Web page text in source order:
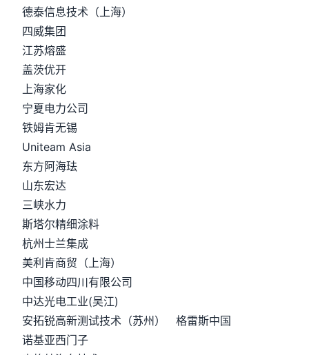
德泰信息技术（上海）
四威集团
江苏熔盛
盖茨优开
上海家化
宁夏电力公司
铁姆肯无锡
Uniteam Asia
东方阿海珐
山东宏达
三峡水力
斯塔尔精细涂料
杭州士兰集成
美利肯商贸（上海）
中国移动四川有限公司
中达光电工业(吴江)
安拓锐高新测试技术（苏州） 格雷斯中国
诺基亚西门子